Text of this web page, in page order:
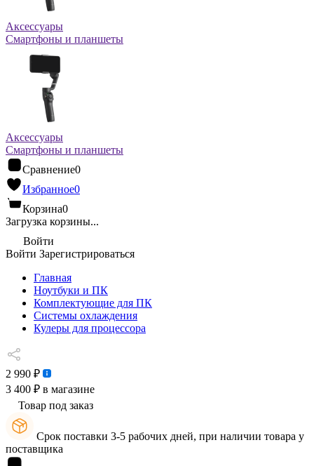
Аксессуары
Смартфоны и планшеты
Аксессуары
Смартфоны и планшеты
Сравнение0
Избранное0
Корзина0
Загрузка корзины...
Войти
Войти Зарегистрироваться
Главная
Ноутбуки и ПК
Комплектующие для ПК
Системы охлаждения
Кулеры для процессора
2 990 ₽
3 400 ₽ в магазине
Товар под заказ
Срок поставки 3-5 рабочих дней, при наличии товара у
поставщика